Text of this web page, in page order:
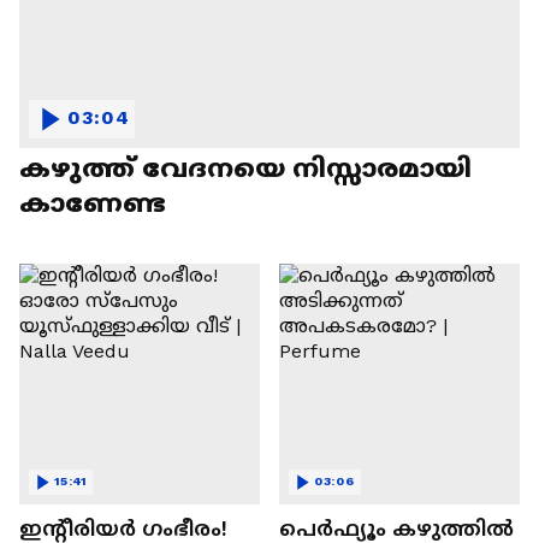
കഴുത്ത് വേദനയെ നിസ്സാരമായി
കാണേണ്ട
03:04
ഇന്റീരിയർ ഗംഭീരം!
15:41
പെർഫ്യൂം കഴുത്തിൽ
03:06